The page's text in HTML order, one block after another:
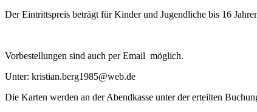
Der Eintrittspreis beträgt für Kinder und Jugendliche bis 16
Vorbestellungen sind auch per Email möglich.
Unter: kristian.berg1985@web.de
Die Karten werden an der Abendkasse unter der erteilten